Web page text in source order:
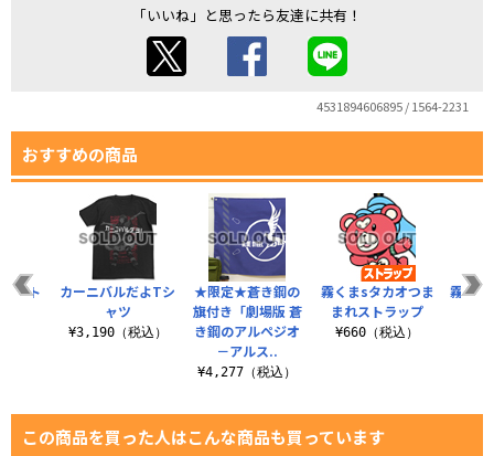
「いいね」と思ったら友達に共有！
4531894606895 / 1564-2231
おすすめの商品
★限定★蒼き鋼の
旗付き「劇場版 蒼
き鋼のアルペジオ
－アルス..
¥4,277（税込）
霧くまsタカオつま
まれストラップ
¥660（税込）
霧くま
スト
カーニバルだよTシ
ャツ
¥3,190（税込）
この商品を買った人はこんな商品も買っています